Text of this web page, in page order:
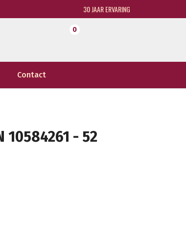
30 JAAR ERVARING
0
Contact
10584261 - 52